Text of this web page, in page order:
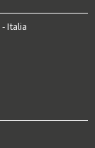
Italia